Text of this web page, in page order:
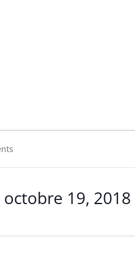
octobre 19, 2018